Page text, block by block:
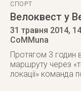
СПОРТ
Велоквест у
31 травня 2014,
CoMMuna
Протягом 3 годин
маршруту через
локації» команда